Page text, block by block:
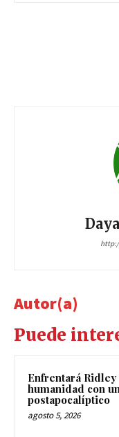
Autor(a)
Puede
Enfrentará Ridley
humanidad con
postapocalíptico
agosto 5, 2026